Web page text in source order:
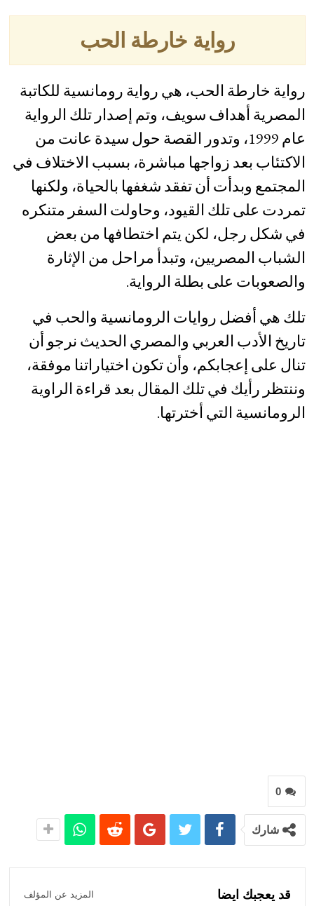
رواية خارطة الحب
رواية خارطة الحب، هي رواية رومانسية للكاتبة
المصرية أهداف سويف، وتم إصدار تلك الرواية
عام 1999، وتدور القصة حول سيدة عانت من
الاكتئاب بعد زواجها مباشرة، بسبب الاختلاف في
المجتمع وبدأت أن تفقد شغفها بالحياة، ولكنها
تمردت على تلك القيود، وحاولت السفر متنكره
في شكل رجل، لكن يتم اختطافها من بعض
الشباب المصريين، وتبدأ مراحل من الإثارة
والصعوبات على بطلة الرواية.
تلك هي أفضل روايات الرومانسية والحب في
تاريخ الأدب العربي والمصري الحديث نرجو أن
تنال على إعجابكم، وأن تكون اختياراتنا موفقة،
وننتظر رأيك في تلك المقال بعد قراءة الراوية
الرومانسية التي أخترتها.
0
شارك
قد يعجبك ايضا المزيد عن المؤلف